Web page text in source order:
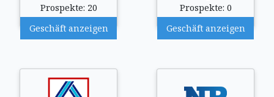
Prospekte: 20
Geschäft anzeigen
Prospekte: 0
Geschäft anzeigen